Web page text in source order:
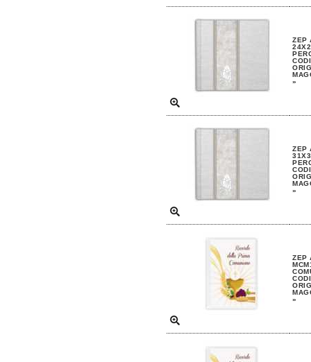
ZEP
»
ZEP
»
ZEP
»